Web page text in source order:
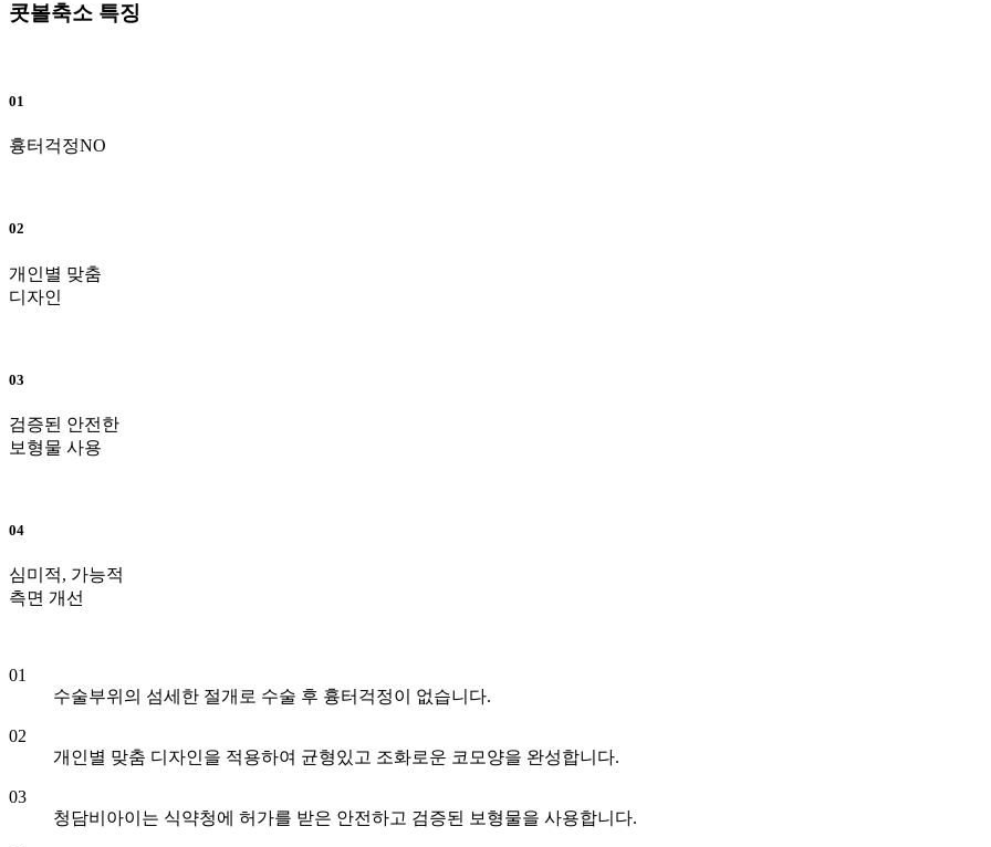
콧볼축소 특징
01
흉터걱정NO
02
개인별 맞춤
디자인
03
검증된 안전한
보형물 사용
04
심미적, 가능적
측면 개선
01
수술부위의 섬세한 절개로 수술 후 흉터걱정이 없습니다.
02
개인별 맞춤 디자인을 적용하여 균형있고 조화로운 코모양을 완성합니다.
03
청담비아이는 식약청에 허가를 받은 안전하고 검증된 보형물을 사용합니다.